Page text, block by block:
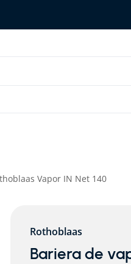
Vapor IN Net 140
Rothoblaas
Bariera de